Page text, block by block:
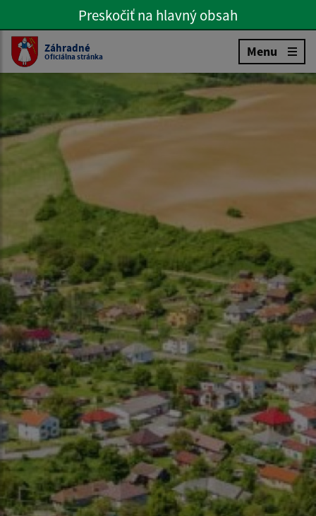
Preskočiť na hlavné menu
Preskočiť na hlavný obsah
Slovenčina
Záhradné
Oficiálna stránka Menu